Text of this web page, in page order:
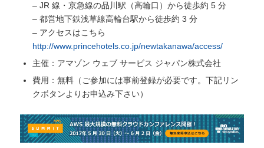
– JR 線・京急線の品川駅（高輪口）から徒歩約 5 分
– 都営地下鉄浅草線高輪台駅から徒歩約 3 分
– アクセスはこちら
http://www.princehotels.co.jp/newtakanawa/access/
主催：アマゾン ウェブ サービス ジャパン株式会社
費用：無料（ご参加には事前登録が必要です。下記リン
クボタンよりお申込み下さい）